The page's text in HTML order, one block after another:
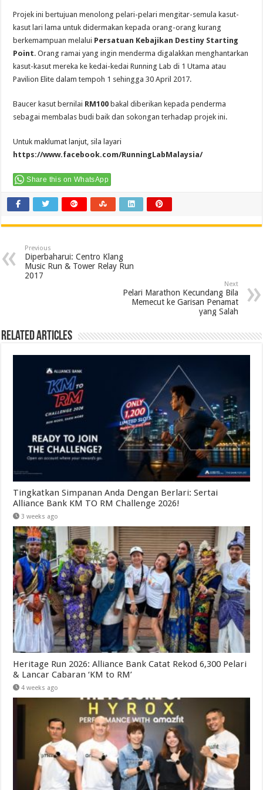
Projek ini bertujuan menolong pelari-pelari mengitar-semula kasut-
kasut lari lama untuk didermakan kepada orang-orang kurang
berkemampuan melalui Persatuan Kebajikan Destiny Starting
Point. Orang ramai yang ingin menderma digalakkan menghantarkan
kasut-kasut mereka ke kedai-kedai Running Lab di 1 Utama atau
Pavilion Elite dalam tempoh 1 sehingga 30 April 2017.
Baucer kasut bernilai RM100 bakal diberikan kepada penderma
sebagai membalas budi baik dan sokongan terhadap projek ini.
Untuk maklumat lanjut, sila layari
https://www.facebook.com/RunningLabMalaysia/
Share this on WhatsApp
Previous
Diperbaharui: Centro Klang
Music Run & Tower Relay Run
2017
Next
Pelari Marathon Kecundang Bila
Memecut ke Garisan Penamat
yang Salah
Related Articles
Tingkatkan Simpanan Anda Dengan Berlari: Sertai
Alliance Bank KM TO RM Challenge 2026!
3 weeks ago
Heritage Run 2026: Alliance Bank Catat Rekod 6,300 Pelari
& Lancar Cabaran ‘KM to RM’
4 weeks ago